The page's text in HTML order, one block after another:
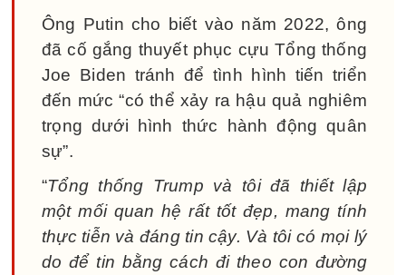
Ông Putin cho biết vào năm 2022, ông
đã cố gắng thuyết phục cựu Tổng thống
Joe Biden tránh để tình hình tiến triển
đến mức “có thể xảy ra hậu quả nghiêm
trọng dưới hình thức hành động quân
sự”.
“Tổng thống Trump và tôi đã thiết lập
một mối quan hệ rất tốt đẹp, mang tính
thực tiễn và đáng tin cậy. Và tôi có mọi lý
do để tin bằng cách đi theo con đường